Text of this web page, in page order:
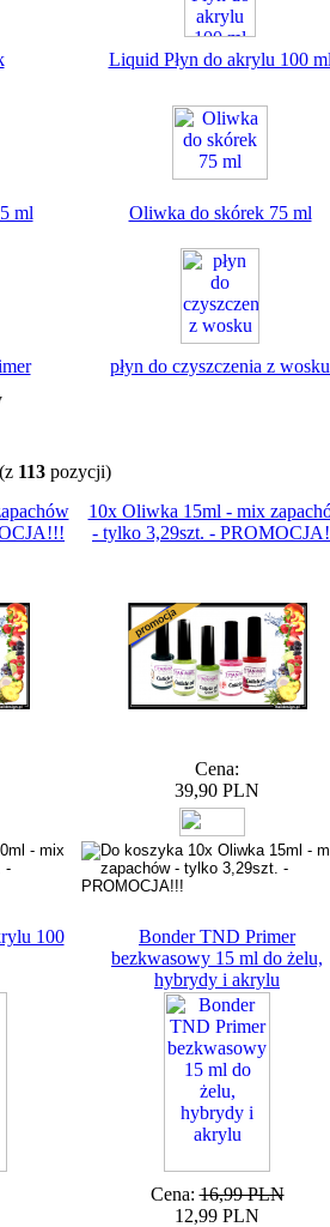
Liquid Płyn do akrylu 100
ml Oliwka do skórek 75 ml
płyn do czyszczenia z wosku
(z 113 pozycji)
10x Oliwka 15ml - mix
- tylko 3,29szt. -
Cena:
39,90 PLN
100
Bonder TND Primer
bezkwasowy 15 ml do żelu,
hybrydy i akrylu
Cena: 16,99 PLN
12,99 PLN